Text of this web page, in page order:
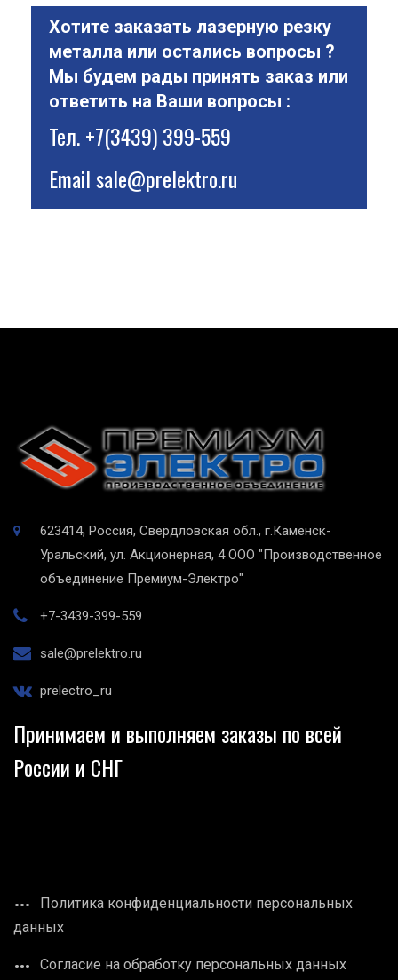
Хотите заказать лазерную резку
металла или остались вопросы ?
Мы будем рады принять заказ или
ответить на Ваши вопросы :
Тел.+7(3439) 399-559
Emailsale@prelektro.ru
623414, Россия, Свердловская обл., г.Каменск-
Уральский, ул. Акционерная, 4 ООО "Производственное
объединение Премиум-Электро"
+7-3439-399-559
sale@prelektro.ru
prelectro_ru
Принимаем и выполняем заказы по всей
России и СНГ
Политика конфиденциальности персональных
данных
Согласие на обработку персональных данных